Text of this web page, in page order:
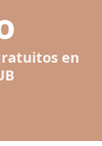
en